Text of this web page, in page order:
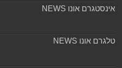
אינסטגרם אונו NEWS
טלגרם אונו NEWS